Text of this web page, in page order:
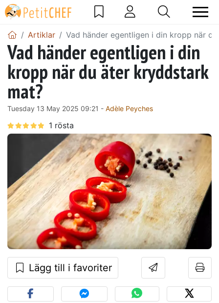
Artiklar Vad händer egentligen i din kropp när
Vad händer egentligen i din
kropp när du äter kryddstark
mat?
Tuesday 13 May 2025 09:21 - Adèle Peyches
Lägg till i favoriter